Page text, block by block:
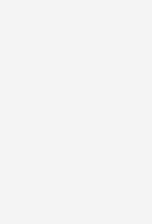
gelten sie steuerlich nicht mehr als
sondern als
für Prosumer
schenkungssteuerlichen
und Landwirte können damit im
Steuerlasten entstehen – in
gesamten Pachteinnahmen über die
Kerstin Andreae, Vorsitzende der
Das schaffe Unsicherheit, erschwere
Ausbau.
Vermögen